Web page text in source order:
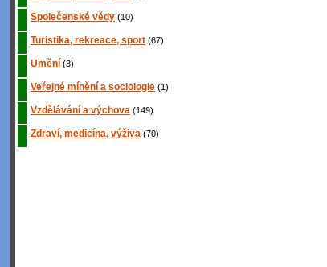
Společenské vědy (10)
Turistika, rekreace, sport (67)
Umění (3)
Veřejné mínění a sociologie (1)
Vzdělávání a výchova (149)
Zdraví, medicína, výživa (70)